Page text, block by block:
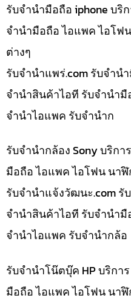
รับจำนำมือถือ iphone บริ
จำนำมือถือ ไอแพค ไอโฟ
ต่างๆ
รับจํานําแพร่.com รับจำน
จำนำสินค้าไอที รับจำนำ
จำนำไอแพค รับจำนำก
รับจำนำกล้อง Sony บริก
มือถือ ไอแพค ไอโฟน นา
รับจํานําแจ้งวัฒนะ.com รั
จำนำสินค้าไอที รับจำนำ
จำนำไอแพค รับจำนำกล้อ
รับจำนำโน๊ตบุ๊ค HP บริกา
มือถือ ไอแพค ไอโฟน นา